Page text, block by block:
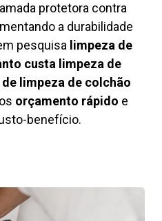
protetora contra
a durabilidade
pesquisa limpeza de
custa limpeza de
limpeza de colchão
orçamento rápido e
benefício.